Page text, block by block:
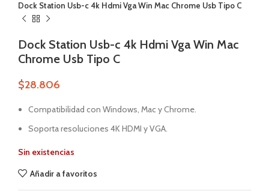
Dock Station Usb-c 4k Hdmi Vga Win Mac Chrome Usb Tipo C
Dock Station Usb-c 4k Hdmi Vga Win Mac
Chrome Usb Tipo C
$28.806
Compatibilidad con Windows, Mac y Chrome.
Soporta resoluciones 4K HDMI y VGA.
Sin existencias
Añadir a favoritos